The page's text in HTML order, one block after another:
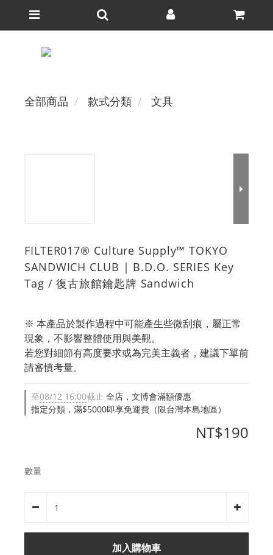
全部商品 款式分類 文具
FILTER017® Culture Supply™ TOKYO
SANDWICH CLUB | B.D.O. SERIES Key
Tag / 復古旅館鑰匙牌 Sandwich
※ 本產品於製作過程中可能產生些微刮痕，屬正常
現象，不影響整體使用與美觀。
若您對細節有高度要求或為完美主義者，建議下單前
請審慎考量。
至08/12 16:00截止 全店，文博會滿額優惠
指定分類，滿$5000即享免運費（限台灣本島地區）
NT$190
數量
加入購物車